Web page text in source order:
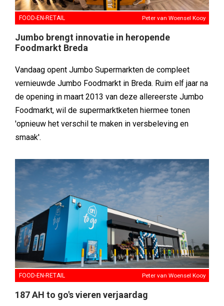
FOOD-EN-RETAIL Peter van Woensel Kooy
Jumbo brengt innovatie in heropende
Foodmarkt Breda
Vandaag opent Jumbo Supermarkten de compleet
vernieuwde Jumbo Foodmarkt in Breda. Ruim elf jaar na
de opening in maart 2013 van deze allereerste Jumbo
Foodmarkt, wil de supermarktketen hiermee tonen
'opnieuw het verschil te maken in versbeleving en
smaak'.
FOOD-EN-RETAIL Peter van Woensel Kooy
187 AH to go's vieren verjaardag